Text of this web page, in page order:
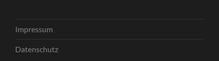
Impressum
Datenschutz